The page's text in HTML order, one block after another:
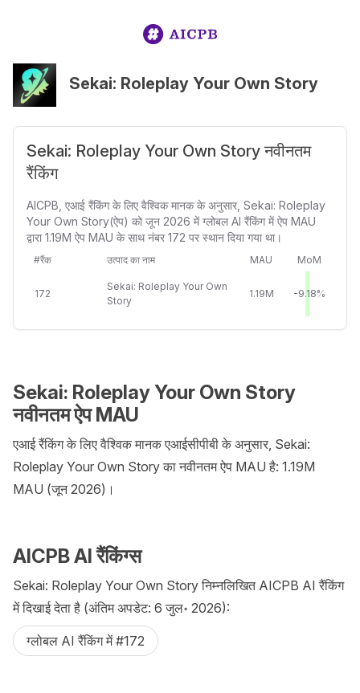
Sekai: Roleplay Your Own Story
Sekai: Roleplay Your Own Story नवीनतम
रैंकिंग
AICPB, एआई रैंकिंग के लिए वैश्विक मानक के अनुसार, Sekai: Roleplay
Your Own Story(ऐप) को जून 2026 में ग्लोबल AI रैंकिंग में ऐप MAU
द्वारा 1.19M ऐप MAU के साथ नंबर 172 पर स्थान दिया गया था।
#रैंक उत्पाद का नाम MAU MoM
172
Sekai: Roleplay Your Own
Story
1.19M -9.18%
Sekai: Roleplay Your Own Story
नवीनतम ऐप MAU
एआई रैंकिंग के लिए वैश्विक मानक एआईसीपीबी के अनुसार, Sekai:
Roleplay Your Own Story का नवीनतम ऐप MAU है: 1.19M
MAU (जून 2026)।
AICPB AI रैंकिंग्स
Sekai: Roleplay Your Own Story निम्नलिखित AICPB AI रैंकिंग
में दिखाई देता है (अंतिम अपडेट: 6 जुल॰ 2026):
ग्लोबल AI रैंकिंग में #172